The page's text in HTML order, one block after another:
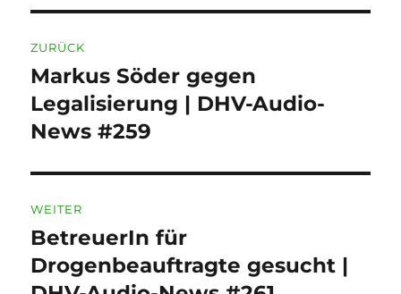
ZURÜCK
Vorheriger
Beitrag:
Markus Söder gegen
Legalisierung | DHV-Audio-
News #259
WEITER
Nächster
Beitrag:
BetreuerIn für
Drogenbeauftragte gesucht |